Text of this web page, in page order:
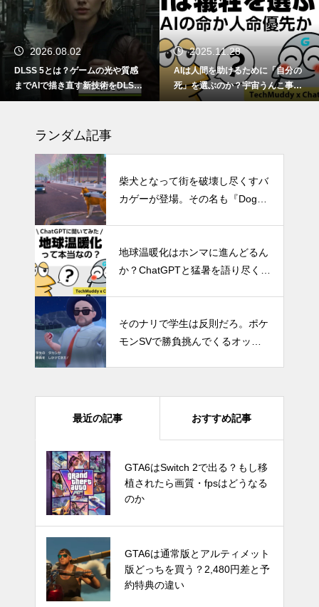
2026.08.02
DLSS 5とは？ゲームの光や質感
までAIで描き直す新技術をDLSS
4.5と比較
2025.11.28
AIは人間を助けるために「自分の
死」を選ぶのか？宇宙うんこ事件
で読み解くAI倫理のリアル
ランダム記事
柴犬となって街を破壊し尽くすバ
カゲーが登場。その名も『Doge
地球温暖化はホンマに進んどるん
か？ChatGPTと猛暑を語り尽くす
そのナリで学生は反則だろ。ポケ
モンSVで勝負挑んでくるオッサ
最近の記事 おすすめ記事
GTA6はSwitch 2で出る？もし移
植されたら画質・fpsはどうなる
のか
GTA6は通常版とアルティメット
版どっちを買う？2,480円差と予
約特典の違い
GTA6はSwitch 2で出る？もし移
植されたら画質・fpsはどうなる
のか
Switch Pro？新型Nintendo Switc
hは2024年後半に発売か。アナリ
ストが予測